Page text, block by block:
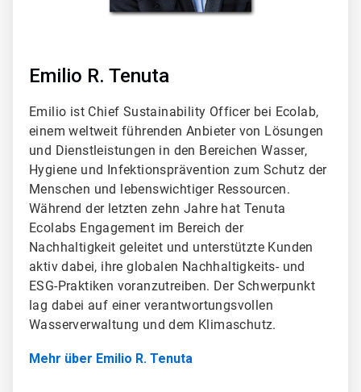
Emilio R. Tenuta
Emilio ist Chief Sustainability Officer bei Ecolab,
einem weltweit führenden Anbieter von Lösungen
und Dienstleistungen in den Bereichen Wasser,
Hygiene und Infektionsprävention zum Schutz der
Menschen und lebenswichtiger Ressourcen.
Während der letzten zehn Jahre hat Tenuta
Ecolabs Engagement im Bereich der
Nachhaltigkeit geleitet und unterstützte Kunden
aktiv dabei, ihre globalen Nachhaltigkeits- und
ESG-Praktiken voranzutreiben. Der Schwerpunkt
lag dabei auf einer verantwortungsvollen
Wasserverwaltung und dem Klimaschutz.
Mehr über Emilio R. Tenuta